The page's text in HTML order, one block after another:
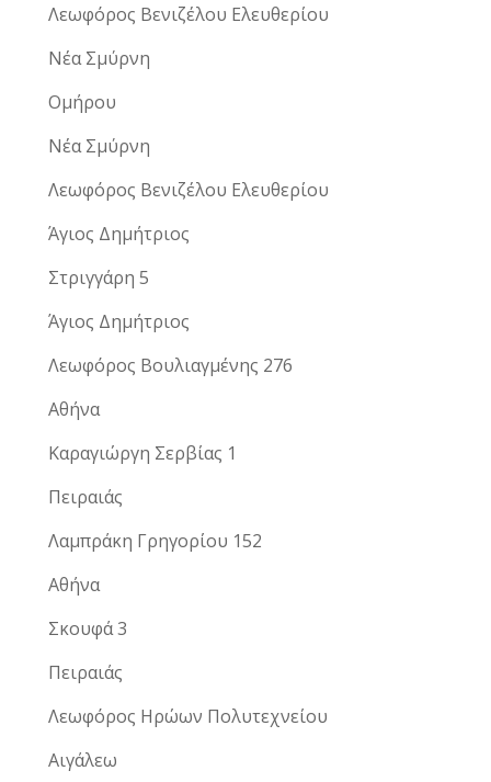
Λεωφόρος Βενιζέλου Ελευθερίου
Νέα Σμύρνη
Ομήρου
Νέα Σμύρνη
Λεωφόρος Βενιζέλου Ελευθερίου
Άγιος Δημήτριος
Στριγγάρη 5
Άγιος Δημήτριος
Λεωφόρος Βουλιαγμένης 276
Αθήνα
Καραγιώργη Σερβίας 1
Πειραιάς
Λαμπράκη Γρηγορίου 152
Αθήνα
Σκουφά 3
Πειραιάς
Λεωφόρος Ηρώων Πολυτεχνείου
Αιγάλεω